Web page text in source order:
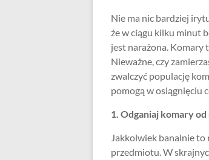
Nie ma nic bardziej
że w ciągu kilku minut
jest narażona. Komary
Nieważne, czy
zwalczyć populację
pomogą w osiągnięciu
1. Odganiaj komary
Jakkolwiek banalnie to
przedmiotu. W